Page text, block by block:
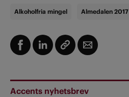
Alkoholfria mingel Almedalen 2017
Accents nyhetsbrev